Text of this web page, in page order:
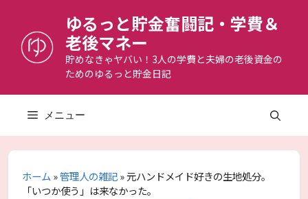
へ
ゆるっと貯金奮闘記・学費＆
老後マネー
貯めなきゃヤバい！3人の学費と夫婦の老後資金の
ためのゆるっと貯金日記
メニュー
ホーム»管理人の雑記»元ハンドメイド好きの生地処分。
「いつか使う」は来なかった。